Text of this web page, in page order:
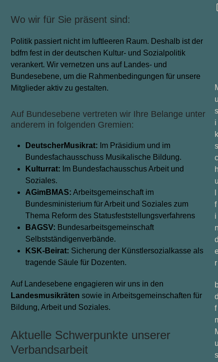
Wo wir für Sie präsent sind:
Politik passiert nicht im luftleeren Raum. Deshalb ist der
bdfm fest in der deutschen Kultur- und Sozialpolitik
verankert. Wir vernetzen uns auf Landes- und
Bundesebene, um die Rahmenbedingungen für unsere
Mitglieder aktiv zu gestalten.
Auf Bundesebene vertreten wir Ihre Belange unter
anderem in folgenden Gremien:
DeutscherMusikrat: Im Präsidium und im
Bundesfachausschuss Musikalische Bildung.
Kulturrat: Im Bundesfachausschus Arbeit und
Soziales.
AGimBMAS: Arbeitsgemeinschaft im
Bundesministerium für Arbeit und Soziales zum
Thema Reform des Statusfeststellungsverfahrens
BAGSV: Bundesarbeitsgemeinschaft
Selbstständigenverbände.
KSK-Beirat: Sicherung der Künstlersozialkasse als
tragende Säule für Dozenten.
Auf Landesebene engagieren wir uns in den
Landesmusikräten sowie in Arbeitsgemeinschaften für
Bildung, Arbeit und Soziales.
Aktuelle Schwerpunkte unserer
Verbandsarbeit
s
i
k
s
c
f
i
r
f
s